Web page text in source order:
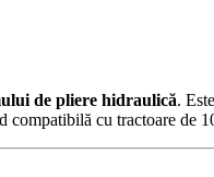
de pliere hidraulică.
compatibilă cu tractoare de